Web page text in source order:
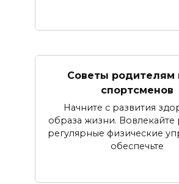
Советы родителям
спортсменов
Начните с развития
образа жизни. Вовлекайте
регулярные физические
обеспечьте